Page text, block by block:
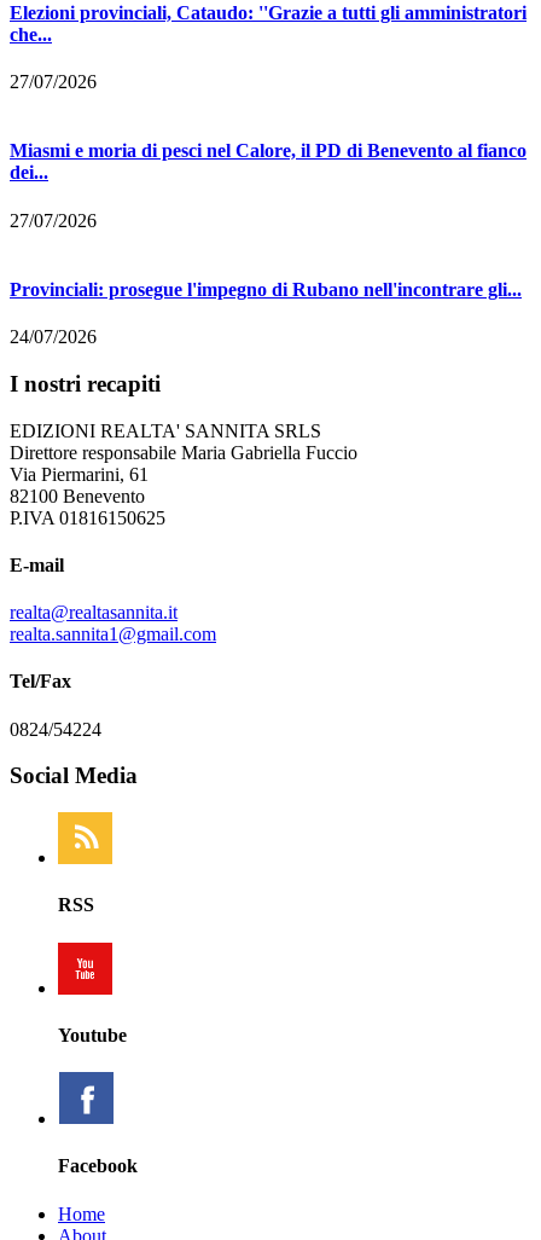
Elezioni provinciali, Cataudo: ''Grazie a tutti gli amministratori
che...
27/07/2026
Miasmi e moria di pesci nel Calore, il PD di Benevento al fianco
dei...
27/07/2026
Provinciali: prosegue l'impegno di Rubano nell'incontrare gli...
24/07/2026
I nostri recapiti
EDIZIONI REALTA' SANNITA SRLS
Direttore responsabile Maria Gabriella Fuccio
Via Piermarini, 61
82100 Benevento
P.IVA 01816150625
E-mail
realta@realtasannita.it
realta.sannita1@gmail.com
Tel/Fax
0824/54224
Social Media
RSS
Youtube
Facebook
Home
About